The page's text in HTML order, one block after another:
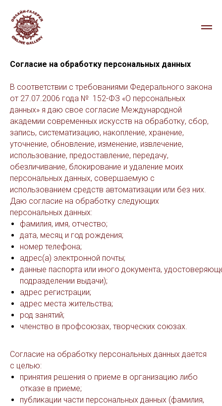
Согласие на обработку персональных данных
В соответствии с требованиями Федерального закона
от 27.07.2006 года № 152-ФЗ «О персональных
данных» я даю свое согласие Международной
академии современных искусств на обработку, сбор,
запись, систематизацию, накопление, хранение,
уточнение, обновление, изменение, извлечение,
использование, предоставление, передачу,
обезличивание, блокирование и удаление моих
персональных данных, совершаемую с
использованием средств автоматизации или без них.
Даю согласие на обработку следующих
персональных данных:
фамилия, имя, отчество;
дата, месяц и год рождения;
номер телефона;
адрес(а) электронной почты;
данные паспорта или иного документа,
подразделении выдачи);
адрес регистрации;
адрес места жительства;
род занятий;
членство в профсоюзах, творческих союзах.
Согласие на обработку персональных данных дается
с целью:
принятия решения о приеме в организацию либо
отказе в приеме;
публикации части персональных данных (фамилия,